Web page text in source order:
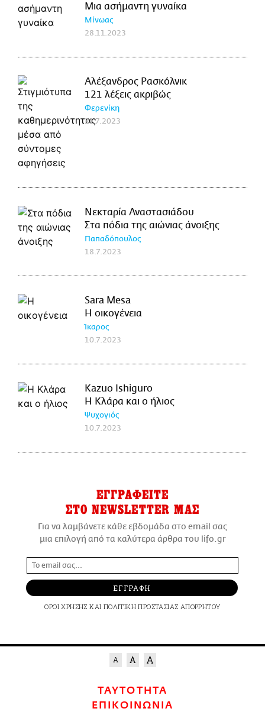
Μια ασήμαντη γυναίκα
Μίνωας
28.11.2023
Αλέξανδρος Ρασκόλνικ
121 λέξεις ακριβώς
Φερενίκη
21.7.2023
Νεκταρία Αναστασιάδου
Στα πόδια της αιώνιας άνοιξης
Παπαδόπουλος
18.7.2023
Sara Mesa
Η οικογένεια
Ίκαρος
10.7.2023
Kazuo Ishiguro
Η Κλάρα και ο ήλιος
Ψυχογιός
10.7.2023
ΕΓΓΡΑΦΕΙΤΕ
ΣΤΟ NEWSLETTER ΜΑΣ
Για να λαμβάνετε κάθε εβδομάδα στο email σας
μια επιλογή από τα καλύτερα άρθρα του lifo.gr
ΕΓΓΡΑΦΗ
ΟΡΟΙ ΧΡΗΣΗΣ ΚΑΙ ΠΟΛΙΤΙΚΗ ΠΡΟΣΤΑΣΙΑΣ ΑΠΟΡΡΗΤΟΥ
ΤΑΥΤΟΤΗΤΑ
ΕΠΙΚΟΙΝΩΝΙΑ